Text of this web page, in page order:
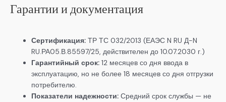
Гарантии и документация
Сертификация: ТР ТС 032/2013 (ЕАЭС N RU Д-N
RU.РА05.В.85597/25, действителен до 10.07.2030 г.)
Гарантийный срок: 12 месяцев со дня ввода в
эксплуатацию, но не более 18 месяцев со дня отгрузки
потребителю.
Показатели надежности: Средний срок службы — не